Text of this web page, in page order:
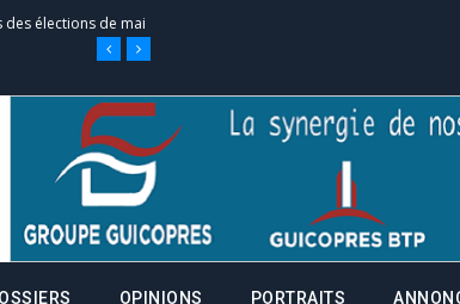
élections de mai
au 105, ouvert
ce jeudi 28 mai à
OPINIONS PORTRAITS